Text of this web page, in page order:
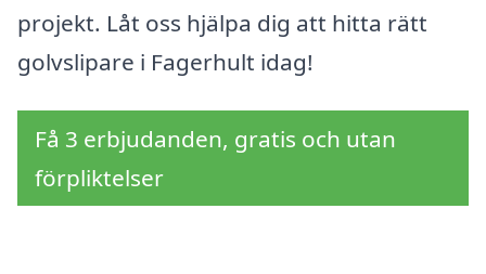
projekt. Låt oss hjälpa dig att hitta rätt
golvslipare i Fagerhult idag!
Få 3 erbjudanden, gratis och utan
förpliktelser